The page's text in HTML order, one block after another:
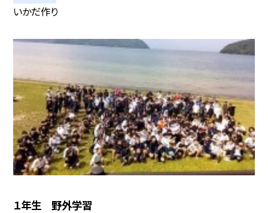
いかだ作り
１年生 野外学習